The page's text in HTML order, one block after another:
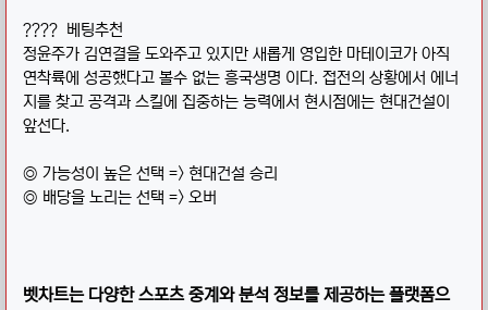
???? 베팅추천
정윤주가 김연결을 도와주고 있지만 새롭게 영입한 마테이코가 아직
연착륙에 성공했다고 볼수 없는 흥국생명 이다. 접전의 상황에서 에너
지를 찾고 공격과 스킬에 집중하는 능력에서 현시점에는 현대건설이
앞선다.
◎ 가능성이 높은 선택 => 현대건설 승리
◎ 배당을 노리는 선택 => 오버
벳차트는 다양한 스포츠 중계와 분석 정보를 제공하는 플랫폼으